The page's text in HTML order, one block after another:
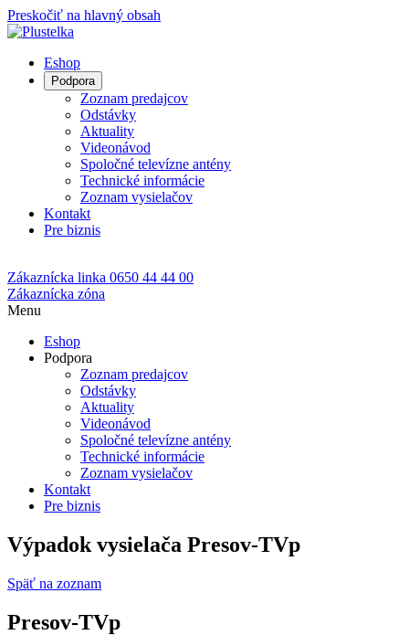
Preskočiť na hlavný obsah
Eshop
Podpora
Zoznam predajcov
Odstávky
Aktuality
Videonávod
Spoločné televízne antény
Technické informácie
Zoznam vysielačov
Kontakt
Pre biznis
Zákaznícka linka 0650 44 44 00
Zákaznícka zóna
Menu
Eshop
Podpora
Zoznam predajcov
Odstávky
Aktuality
Videonávod
Spoločné televízne antény
Technické informácie
Zoznam vysielačov
Kontakt
Pre biznis
Výpadok vysielača Presov-TVp
Späť na zoznam
Presov-TVp